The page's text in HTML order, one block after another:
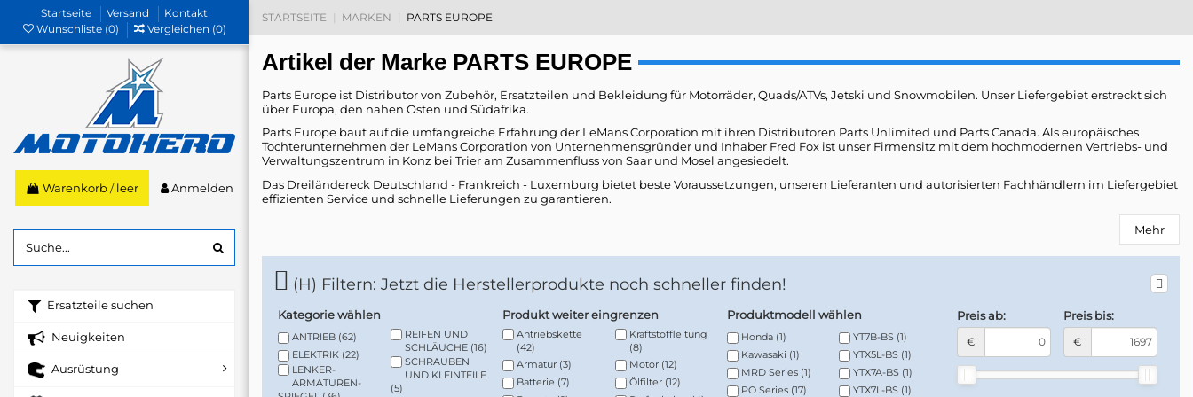
Startseite Versand
Kontakt
Wunschliste (0) Vergleichen (0)
Warenkorb /leer Anmelden
Ersatzteile suchen
Neuigkeiten
Ausrüstung
STARTSEITE MARKEN PARTS EUROPE
Artikel der Marke PARTS EUROPE
Parts Europe ist Distributor von Zubehör, Ersatzteilen und Bekleidung für Motorräder, Quads/ATVs, Jetski und Snowmobilen. Unser Liefergebiet erstreckt sich
über Europa, den nahen Osten und Südafrika.
Parts Europe baut auf die umfangreiche Erfahrung der LeMans Corporation mit ihren Distributoren Parts Unlimited und Parts Canada. Als europäisches
Tochterunternehmen der LeMans Corporation von Unternehmensgründer und Inhaber Fred Fox ist unser Firmensitz mit dem hochmodernen Vertriebs- und
Verwaltungszentrum in Konz bei Trier am Zusammenfluss von Saar und Mosel angesiedelt.
Das Dreiländereck Deutschland - Frankreich - Luxemburg bietet beste Voraussetzungen, unseren Lieferanten und autorisierten Fachhändlern im Liefergebiet
effizienten Service und schnelle Lieferungen zu garantieren.
Mehr
(H) Filtern: Jetzt die Herstellerprodukte noch schneller finden!
Kategorie wählen
ANTRIEB (62)
ELEKTRIK (22)
LENKER-
ARMATUREN-
REIFEN UND
SCHLÄUCHE (16)
SCHRAUBEN
UND KLEINTEILE
(5)
Produkt weiter eingrenzen
Antriebskette
(42)
Armatur (3)
Batterie (7)
Kraftstoffleitung
(8)
Motor (12)
Ölfilter (12)
Produktmodell wählen
Honda (1)
Kawasaki (1)
MRD Series (1)
PO Series (17)
YT7B-BS (1)
YTX5L-BS (1)
YTX7A-BS (1)
YTX7L-BS (1)
Preis ab:
€
Preis bis:
€